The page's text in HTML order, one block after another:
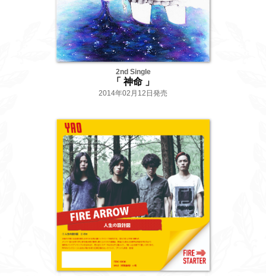
2nd Single
「 神命 」
2014年02月12日発売